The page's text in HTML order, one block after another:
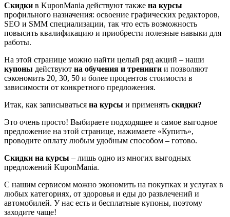
Скидки в KuponMania действуют также на курсы
профильного назначения: освоение графических редакторов,
SЕО и SMM специализации, так что есть возможность
повысить квалификацию и приобрести полезные навыки для
работы.
На этой странице можно найти целый ряд акций – наши
купоны действуют на обучения и тренинги и позволяют
сэкономить 20, 30, 50 и более процентов стоимости в
зависимости от конкретного предложения.
Итак, как записываться на курсы и применять скидки?
Это очень просто! Выбираете подходящее и самое выгодное
предложение на этой странице, нажимаете «Купить»,
проводите оплату любым удобным способом – готово.
Скидки на курсы – лишь одно из многих выгодных
предложений KuponMania.
С нашим сервисом можно экономить на покупках и услугах в
любых категориях, от здоровья и еды до развлечений и
автомобилей. У нас есть и бесплатные купоны, поэтому
заходите чаще!